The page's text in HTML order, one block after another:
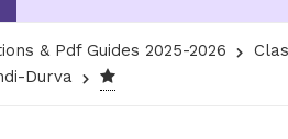
& Pdf Guides 2025-2026
Durva